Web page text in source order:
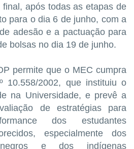
após todas as etapas de
para o dia 6 de junho, com a
adesão e a pactuação para
bolsas no dia 19 de junho.
permite que o MEC cumpra
10.558/2002, que instituiu o
na Universidade, e prevê a
de estratégias para
dos estudantes
especialmente dos
negros e dos indígenas